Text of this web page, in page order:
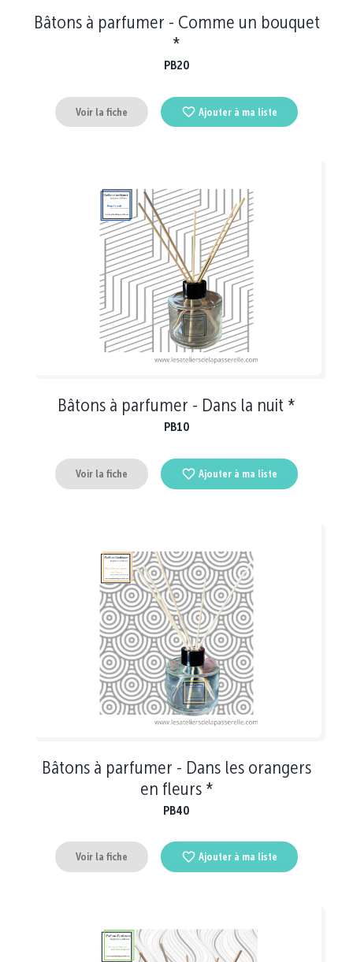
Bâtons à parfumer - Comme un bouquet
*
PB20
Voir la fiche Ajouter à ma liste
Bâtons à parfumer - Dans la nuit *
PB10
Voir la fiche Ajouter à ma liste
Bâtons à parfumer - Dans les orangers
en fleurs *
PB40
Voir la fiche Ajouter à ma liste